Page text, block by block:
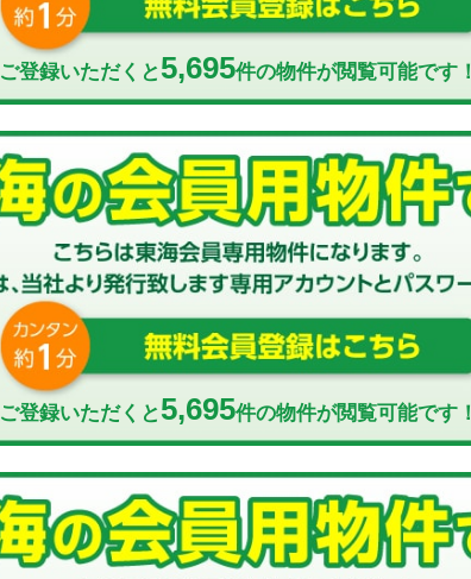
ご登録いただくと 5,695件の物件が閲覧可能です！
ご登録いただくと 5,695件の物件が閲覧可能です！